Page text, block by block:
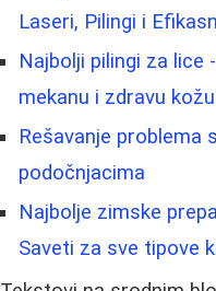
Laseri, Pilingi i
Najbolji pilingi za lice
mekanu i zdravu kožu
Rešavanje problema
podočnjacima
Najbolje zimske
Saveti za sve tipove